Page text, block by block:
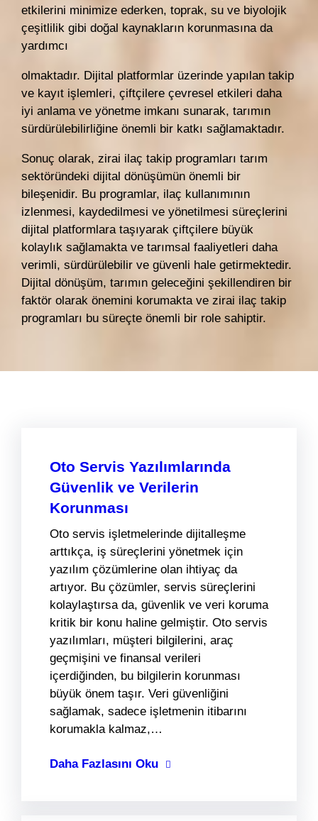
etkilerini minimize ederken, toprak, su ve biyolojik
çeşitlilik gibi doğal kaynakların korunmasına da
yardımcı
olmaktadır. Dijital platformlar üzerinde yapılan takip
ve kayıt işlemleri, çiftçilere çevresel etkileri daha
iyi anlama ve yönetme imkanı sunarak, tarımın
sürdürülebilirliğine önemli bir katkı sağlamaktadır.
Sonuç olarak, zirai ilaç takip programları tarım
sektöründeki dijital dönüşümün önemli bir
bileşenidir. Bu programlar, ilaç kullanımının
izlenmesi, kaydedilmesi ve yönetilmesi süreçlerini
dijital platformlara taşıyarak çiftçilere büyük
kolaylık sağlamakta ve tarımsal faaliyetleri daha
verimli, sürdürülebilir ve güvenli hale getirmektedir.
Dijital dönüşüm, tarımın geleceğini şekillendiren bir
faktör olarak önemini korumakta ve zirai ilaç takip
programları bu süreçte önemli bir role sahiptir.
Oto Servis Yazılımlarında
Güvenlik ve Verilerin
Korunması
Oto servis işletmelerinde dijitalleşme
arttıkça, iş süreçlerini yönetmek için
yazılım çözümlerine olan ihtiyaç da
artıyor. Bu çözümler, servis süreçlerini
kolaylaştırsa da, güvenlik ve veri koruma
kritik bir konu haline gelmiştir. Oto servis
yazılımları, müşteri bilgilerini, araç
geçmişini ve finansal verileri
içerdiğinden, bu bilgilerin korunması
büyük önem taşır. Veri güvenliğini
sağlamak, sadece işletmenin itibarını
korumakla kalmaz,…
Daha Fazlasını Oku